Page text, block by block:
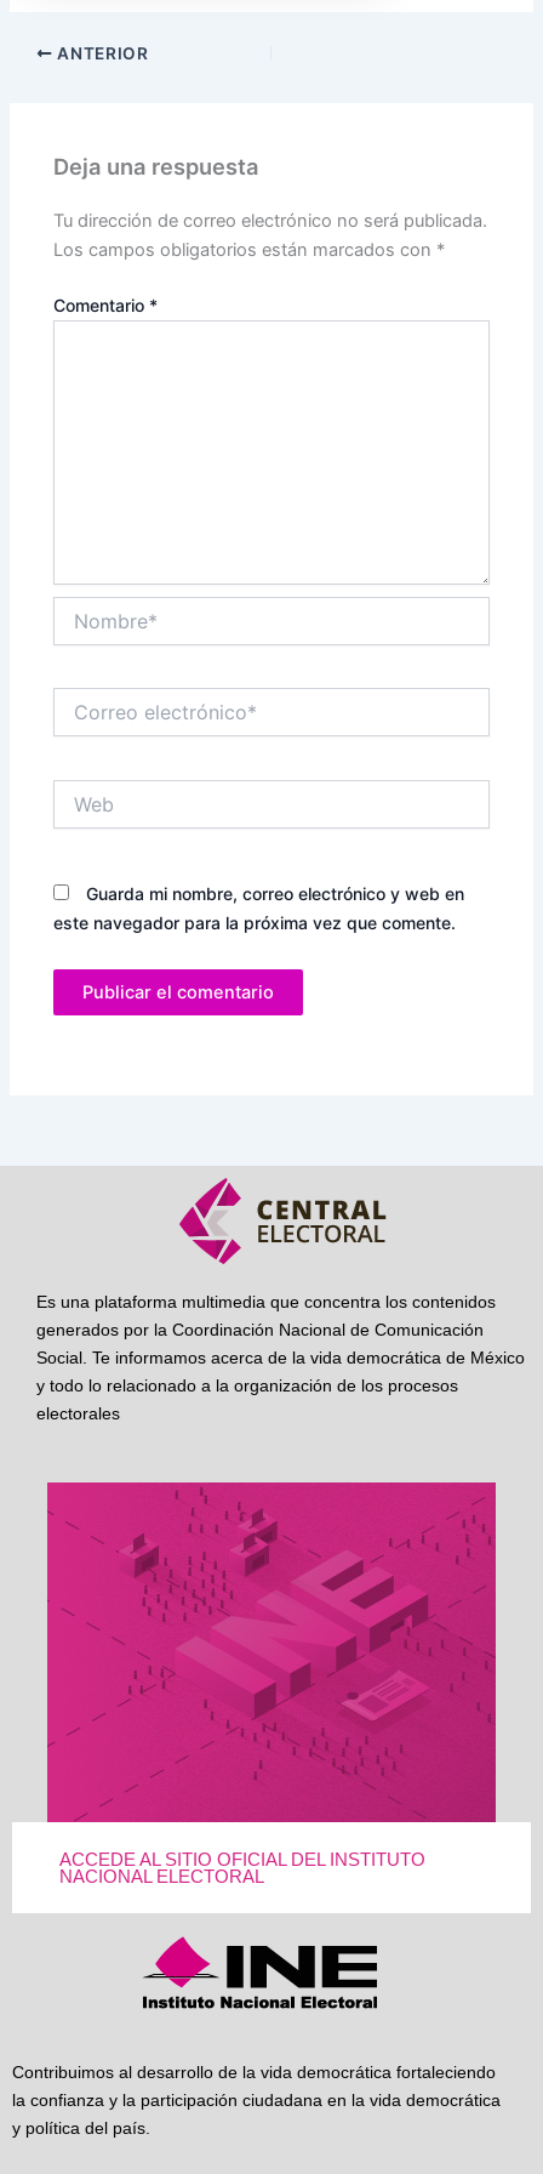
ANTERIOR
Deja una respuesta
Tu dirección de correo electrónico no será publicada.
Los campos obligatorios están marcados con *
Comentario *
electrónico*
Guarda mi nombre, correo electrónico y web en
este navegador para la próxima vez que comente.
Es una plataforma multimedia que concentra los contenidos
generados por la Coordinación Nacional de Comunicación
Social. Te informamos acerca de la vida democrática de México
y todo lo relacionado a la organización de los procesos
electorales
ACCEDE AL SITIO OFICIAL DEL INSTITUTO
NACIONAL ELECTORAL
Contribuimos al desarrollo de la vida democrática fortaleciendo
la confianza y la participación ciudadana en la vida democrática
y política del país.